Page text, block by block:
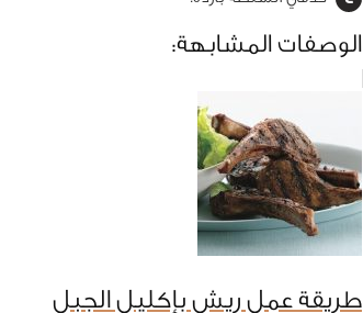
الوصفات المشابهة:
طريقة عمل ريش بإكليل الجبل